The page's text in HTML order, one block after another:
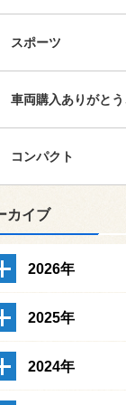
スポーツ
車両購入ありがと
コンパクト
カイブ
2026年
2025年
2024年